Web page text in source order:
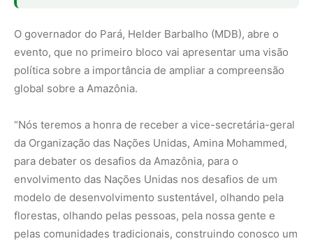
O governador do Pará, Helder Barbalho (MDB), abre o
evento, que no primeiro bloco vai apresentar uma visão
política sobre a importância de ampliar a compreensão
global sobre a Amazônia.
“Nós teremos a honra de receber a vice-secretária-geral
da Organização das Nações Unidas, Amina Mohammed,
para debater os desafios da Amazônia, para o
envolvimento das Nações Unidas nos desafios de um
modelo de desenvolvimento sustentável, olhando pela
florestas, olhando pelas pessoas, pela nossa gente e
pelas comunidades tradicionais, construindo conosco um